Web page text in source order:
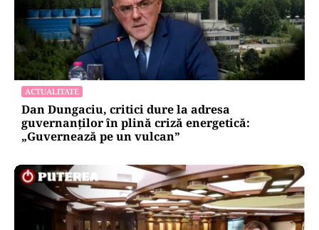
ACTUALITATE
Dan Dungaciu, critici dure la adresa
guvernanților în plină criză energetică:
„Guvernează pe un vulcan”